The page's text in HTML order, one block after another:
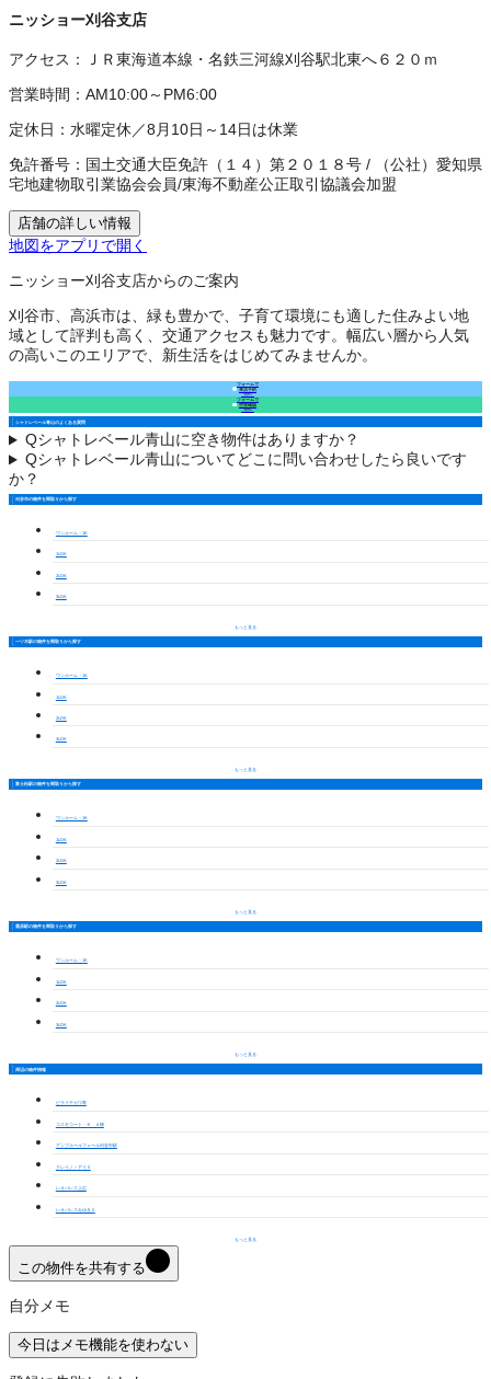
ニッショー刈谷支店
アクセス：
ＪＲ東海道本線・名鉄三河線刈谷駅北東へ６２０ｍ
営業時間： AM10:00～PM6:00
定休日： 水曜定休／8月10日～14日は休業
免許番号： 国土交通大臣免許（１４）第２０１８号 /
（公社）愛知県
宅地建物取引業協会会員/東海不動産公正取引協議会加盟
店舗の詳しい情報
地図をアプリで開く
ニッショー刈谷支店からのご案内
刈谷市、高浜市は、緑も豊かで、子育て環境にも適した住みよい地
域として評判も高く、交通アクセスも魅力です。幅広い層から人気
の高いこのエリアで、新生活をはじめてみませんか。
フォームで
来店予約
（無料）
フォームで
空室確認
（無料）
シャトレベール青山のよくある質問
Qシャトレベール青山に空き物件はありますか？
Qシャトレベール青山についてどこに問い合わせしたら良いです
か？
刈谷市の物件を間取りから探す
ワンルーム・1K
1LDK
2LDK
3LDK
もっと見る
一ツ木駅の物件を間取りから探す
ワンルーム・1K
1LDK
2LDK
3LDK
もっと見る
富士松駅の物件を間取りから探す
ワンルーム・1K
1LDK
2LDK
3LDK
もっと見る
重原駅の物件を間取りから探す
ワンルーム・1K
1LDK
2LDK
3LDK
もっと見る
周辺の物件情報
ビライチカワ寿
コスモコート・Ｋ Ａ棟
アンプルールフェール刈谷市駅
クレイノｉアイⅡ
レオパレス上広
レオパレスみゆきⅡ
もっと見る
この物件を共有する
自分メモ
今日はメモ機能を使わない